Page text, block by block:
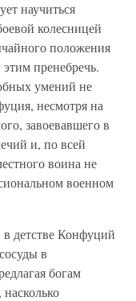
научиться
колесницей
положения
пренебречь.
умений не
несмотря на
завоевавшего в
и, по всей
воина не
военном
детстве Конфуций
в
богам